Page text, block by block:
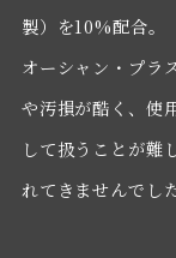
製）を10%配合。
オーシャン・プラ
や汚損が酷く、使
して扱うことが難
れてきませんでした